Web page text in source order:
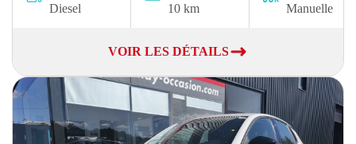
Diesel 10 km Manuelle
VOIR LES DÉTAILS